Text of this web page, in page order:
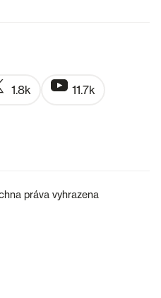
1.8k 11.7k
práva vyhrazena